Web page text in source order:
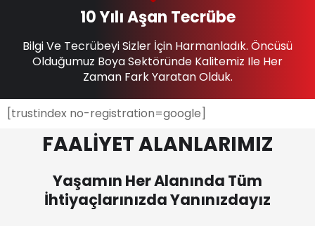
10 Yılı Aşan Tecrübe
Bilgi Ve Tecrübeyi Sizler İçin Harmanladık. Öncüsü
Olduğumuz Boya Sektöründe Kalitemiz Ile Her
Zaman Fark Yaratan Olduk.
[trustindex no-registration=google]
FAALİYET ALANLARIMIZ
Yaşamın Her Alanında Tüm
İhtiyaçlarınızda Yanınızdayız